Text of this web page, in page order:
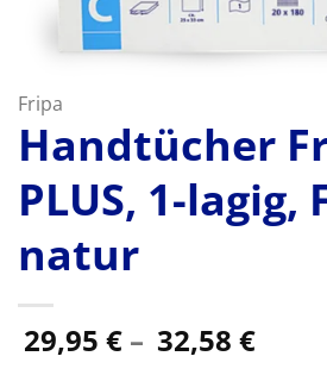
Fripa
Handtücher
PLUS, 1-lagig,
natur
29,95 € – 32,58 €